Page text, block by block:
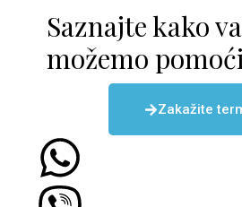
Saznajte kako
možemo
Zakažite